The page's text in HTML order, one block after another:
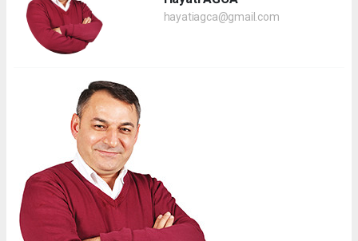
hayatiagca@gmail.com